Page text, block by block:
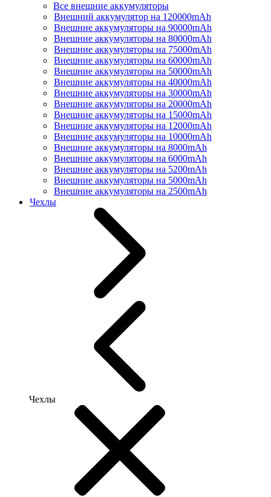
Все внешние аккумуляторы
Внешний аккумулятор на 120000mAh
Внешние аккумуляторы на 90000mAh
Внешние аккумуляторы на 80000mAh
Внешние аккумуляторы на 75000mAh
Внешние аккумуляторы на 60000mAh
Внешние аккумуляторы на 50000mAh
Внешние аккумуляторы на 40000mAh
Внешние аккумуляторы на 30000mAh
Внешние аккумуляторы на 20000mAh
Внешние аккумуляторы на 15000mAh
Внешние аккумуляторы на 12000mAh
Внешние аккумуляторы на 10000mAh
Внешние аккумуляторы на 8000mAh
Внешние аккумуляторы на 6000mAh
Внешние аккумуляторы на 5200mAh
Внешние аккумуляторы на 5000mAh
Внешние аккумуляторы на 2500mAh
Чехлы
Чехлы